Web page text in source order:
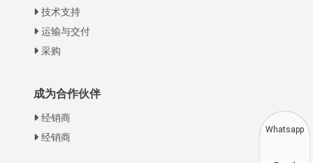
技术支持
运输与交付
采购
成为合作伙伴
经销商
经销商
Vietnamese
Thai
Turkish
Swahili
Urdu
Whatsapp